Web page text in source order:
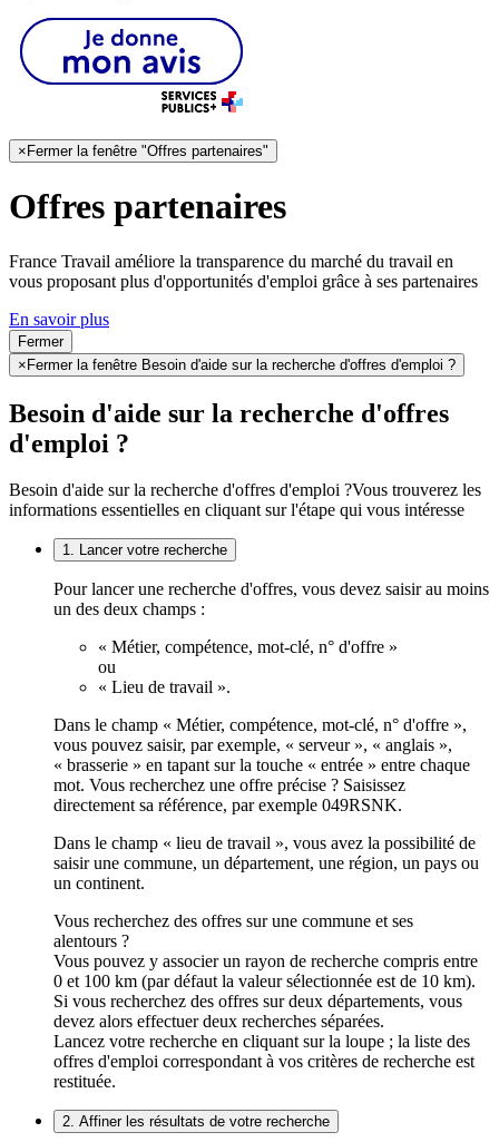
× Fermer la fenêtre "Offres partenaires"
Offres partenaires
France Travail améliore la transparence du marché du travail en
vous proposant plus d'opportunités d'emploi grâce à ses partenaires
En savoir plus
Fermer
×Fermer la fenêtre Besoin d'aide sur la recherche d'offres d'emploi ?
Besoin d'aide sur la recherche d'offres
d'emploi ?
Besoin d'aide sur la recherche d'offres d'emploi ?Vous trouverez les
informations essentielles en cliquant sur l'étape qui vous intéresse
1. Lancer votre recherche
Pour lancer une recherche d'offres, vous devez saisir au moins
un des deux champs :
« Métier, compétence, mot-clé, n° d'offre »
ou
« Lieu de travail ».
Dans le champ « Métier, compétence, mot-clé, n° d'offre »,
vous pouvez saisir, par exemple, « serveur », « anglais »,
« brasserie » en tapant sur la touche « entrée » entre chaque
mot. Vous recherchez une offre précise ? Saisissez
directement sa référence, par exemple 049RSNK.
Dans le champ « lieu de travail », vous avez la possibilité de
saisir une commune, un département, une région, un pays ou
un continent.
Vous recherchez des offres sur une commune et ses
alentours ?
Vous pouvez y associer un rayon de recherche compris entre
0 et 100 km (par défaut la valeur sélectionnée est de 10 km).
Si vous recherchez des offres sur deux départements, vous
devez alors effectuer deux recherches séparées.
Lancez votre recherche en cliquant sur la loupe ; la liste des
offres d'emploi correspondant à vos critères de recherche est
restituée.
2. Affiner les résultats de votre recherche